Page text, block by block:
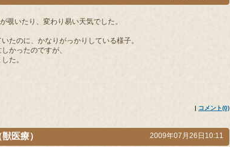
覗いたり、変わり易い天気でした。
たのに、かなりがっかりしている様子。
かったのですが、
た。
| コメント(0)
医療） 2009年07月26日10:11